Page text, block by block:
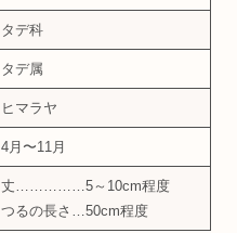
タデ科
タデ属
ヒマラヤ
4月〜11月
丈……………5～10cm程度
つるの長さ…50cm程度